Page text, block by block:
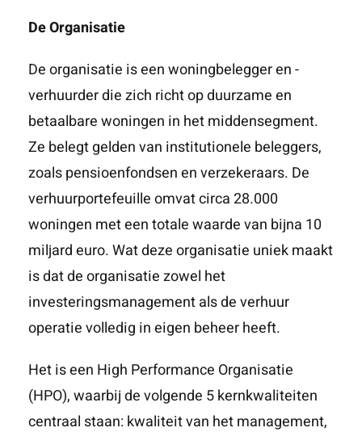
De Organisatie
De organisatie is een woningbelegger en -
verhuurder die zich richt op duurzame en
betaalbare woningen in het middensegment.
Ze belegt gelden van institutionele beleggers,
zoals pensioenfondsen en verzekeraars. De
verhuurportefeuille omvat circa 28.000
woningen met een totale waarde van bijna 10
miljard euro. Wat deze organisatie uniek maakt
is dat de organisatie zowel het
investeringsmanagement als de verhuur
operatie volledig in eigen beheer heeft.
Het is een High Performance Organisatie
(HPO), waarbij de volgende 5 kernkwaliteiten
centraal staan: kwaliteit van het management,